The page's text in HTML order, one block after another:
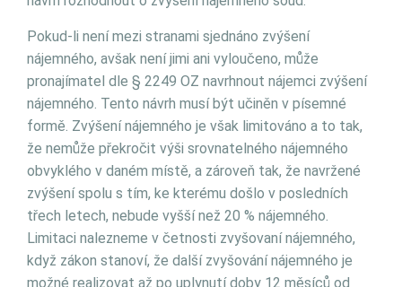
Pokud-li není mezi stranami sjednáno zvýšení
nájemného, avšak není jimi ani vyloučeno, může
pronajímatel dle § 2249 OZ navrhnout nájemci zvýšení
nájemného. Tento návrh musí být učiněn v písemné
formě. Zvýšení nájemného je však limitováno a to tak,
že nemůže překročit výši srovnatelného nájemného
obvyklého v daném místě, a zároveň tak, že navržené
zvýšení spolu s tím, ke kterému došlo v posledních
třech letech, nebude vyšší než 20 % nájemného.
Limitaci nalezneme v četnosti zvyšovaní nájemného,
když zákon stanoví, že další zvyšování nájemného je
možné realizovat až po uplynutí doby 12 měsíců od